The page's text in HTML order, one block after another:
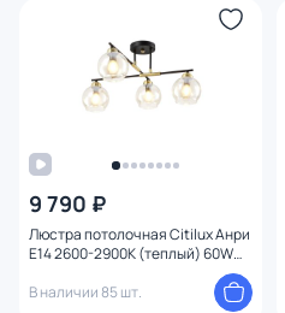
9 790 ₽
Люстра потолочная Citilux Анри
E14 2600-2900К (теплый) 60W
В наличии 85 шт.